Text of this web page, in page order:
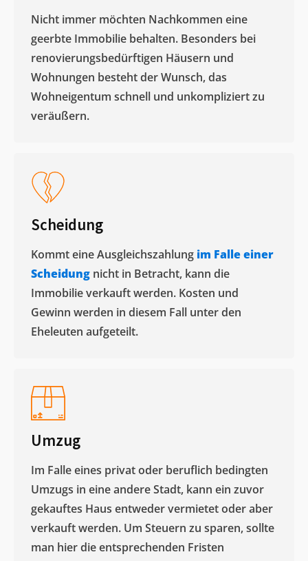
Nicht immer möchten Nachkommen eine
geerbte Immobilie behalten. Besonders bei
renovierungsbedürftigen Häusern und
Wohnungen besteht der Wunsch, das
Wohneigentum schnell und unkompliziert zu
veräußern. ​
Scheidung
Kommt eine Ausgleichszahlung im Falle einer
Scheidung nicht in Betracht, kann die
Immobilie verkauft werden. Kosten und
Gewinn werden in diesem Fall unter den
Eheleuten aufgeteilt.​
Umzug
Im Falle eines privat oder beruflich bedingten
Umzugs in eine andere Stadt, kann ein zuvor
gekauftes Haus entweder vermietet oder aber
verkauft werden. Um Steuern zu sparen, sollte
man hier die entsprechenden Fristen